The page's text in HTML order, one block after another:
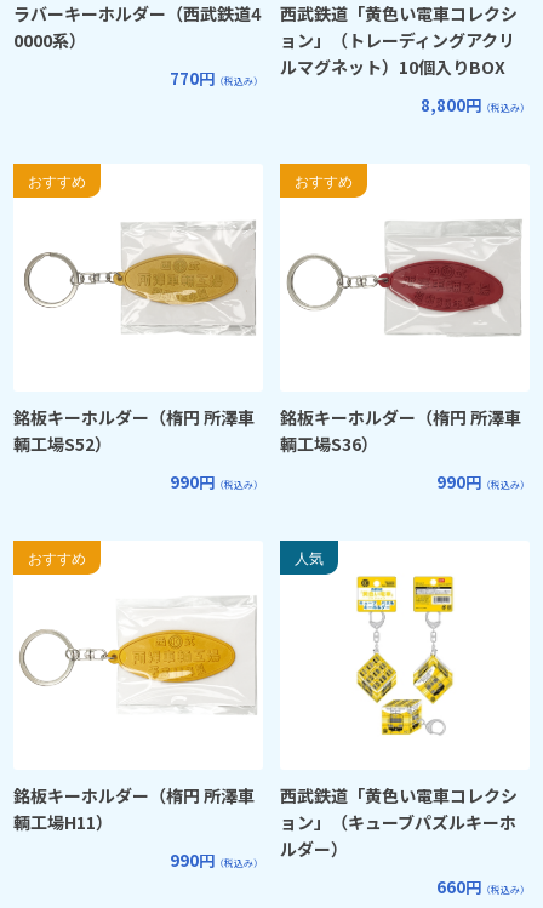
ラバーキーホルダー（西武鉄道4
0000系）
770円 （税込み）
西武鉄道「黄色い電車コレクシ
ョン」（トレーディングアクリ
ルマグネット）10個入りBOX
8,800円 （税込み）
銘板キーホルダー（楕円 所澤車
輌工場S52）
990円 （税込み）
銘板キーホルダー（楕円 所澤車
輌工場S36）
990円 （税込み）
銘板キーホルダー（楕円 所澤車
輌工場H11）
990円 （税込み）
西武鉄道「黄色い電車コレクシ
ョン」（キューブパズルキーホ
ルダー）
660円 （税込み）